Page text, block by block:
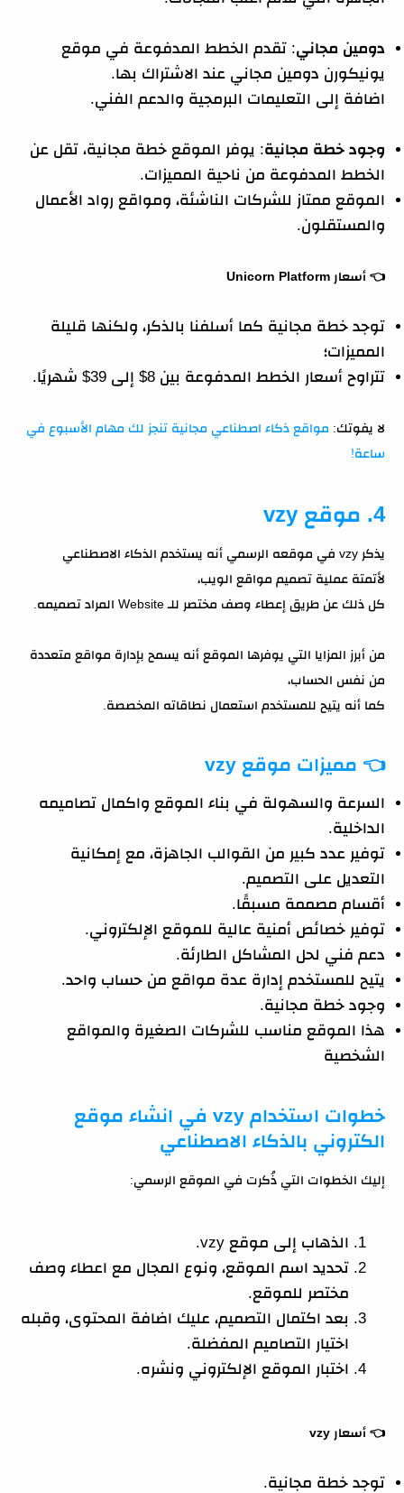
دومين مجاني: تقدم الخطط المدفوعة في موقع
يونيكورن دومين مجاني عند الاشتراك بها.
اضافة إلى التعليمات البرمجية والدعم الفني.
وجود خطة مجانية: يوفر الموقع خطة مجانية، تقل عن
الخطط المدفوعة من ناحية المميزات.
الموقع ممتاز للشركات الناشئة، ومواقع رواد الأعمال
والمستقلون.
👈أسعار Unicorn Platform
توجد خطة مجانية كما أسلفنا بالذكر، ولكنها قليلة
المميزات؛
تتراوح أسعار الخطط المدفوعة بين 8$ إلى 39$ شهريًا.
لا يفوتك: مواقع ذكاء اصطناعي مجانية تنجز لك مهام الأسبوع في
ساعة!
4. موقع vzy
يذكر vzy في موقعه الرسمي أنه يستخدم الذكاء الاصطناعي
لأتمتة عملية تصميم مواقع الويب،
كل ذلك عن طريق إعطاء وصف مختصر للـ Website المراد تصميمه.
من أبرز المزايا التي يوفرها الموقع أنه يسمح بإدارة مواقع متعددة
من نفس الحساب،
كما أنه يتيح للمستخدم استعمال نطاقاته المخصصة.
👈 مميزات موقع vzy
السرعة والسهولة في بناء الموقع واكمال تصاميمه
الداخلية.
توفير عدد كبير من القوالب الجاهزة، مع إمكانية
التعديل على التصميم.
أقسام مصممة مسبقًا.
توفير خصائص أمنية عالية للموقع الإلكتروني.
دعم فني لحل المشاكل الطارئة.
يتيح للمستخدم إدارة عدة مواقع من حساب واحد.
وجود خطة مجانية.
هذا الموقع مناسب للشركات الصغيرة والمواقع
الشخصية
خطوات استخدام vzy في انشاء موقع
الكتروني بالذكاء الاصطناعي
إليك الخطوات التي ذُكرت في الموقع الرسمي:
الذهاب إلى موقع vzy.
تحديد اسم الموقع، ونوع المجال مع اعطاء وصف
مختصر للموقع.
بعد اكتمال التصميم، عليك اضافة المحتوى، وقبله
اختيار التصاميم المفضلة.
اختبار الموقع الإلكتروني ونشره.
👈أسعار vzy
توجد خطة مجانية.